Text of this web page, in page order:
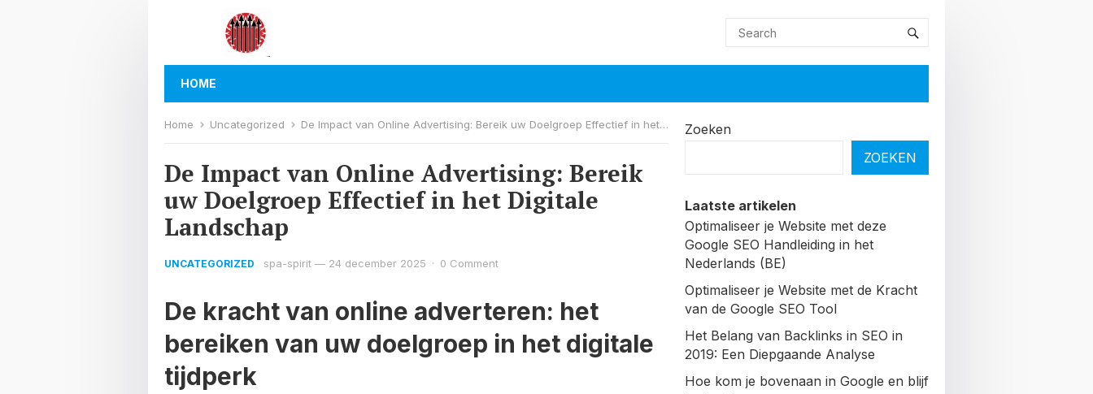
HOME
Home Uncategorized De Impact van Online Advertising: Bereik uw Doelgroep Effectief in het Digitale Landschap
De Impact van Online Advertising: Bereik
uw Doelgroep Effectief in het Digitale
Landschap
UNCATEGORIZED spa-spirit — 24 december 2025 · 0 Comment
De kracht van online adverteren: het
bereiken van uw doelgroep in het digitale
tijdperk
Zoeken
ZOEKEN
Laatste artikelen
Optimaliseer je Website met deze
Google SEO Handleiding in het
Nederlands (BE)
Optimaliseer je Website met de Kracht
van de Google SEO Tool
Het Belang van Backlinks in SEO in
2019: Een Diepgaande Analyse
Hoe kom je bovenaan in Google en blijf